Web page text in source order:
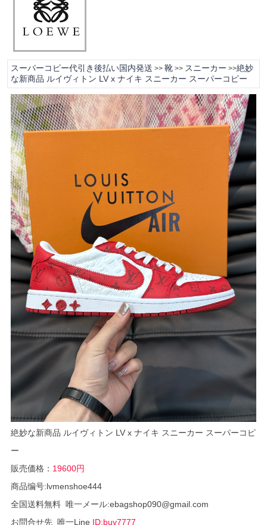
スーパーコピー代引き後払い国内発送 >> 靴>> スニーカー >>絶妙
な新商品 ルイヴィトン LV x ナイキ スニーカー スーパーコピー
絶妙な新商品 ルイヴィトン LV x ナイキ スニーカー スーパーコピ
ー
販売価格： 19600円
商品编号:lvmenshoe444
全国送料無料 唯一メール:ebagshop090@gmail.com
お問合せ先 唯一Line ID:buy7777